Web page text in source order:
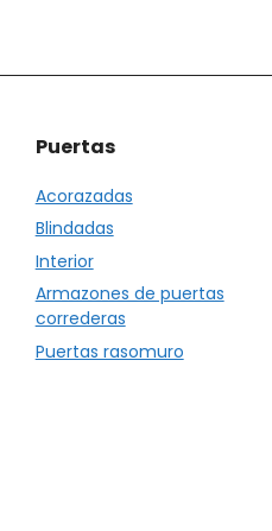
Puertas
Acorazadas
Blindadas
Interior
Armazones de puertas
correderas
Puertas rasomuro